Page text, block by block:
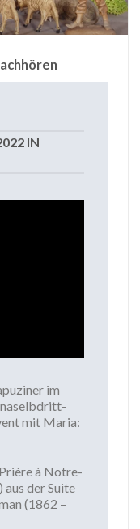
IN
im
mit Maria:
à Notre-
der Suite
(1862 –